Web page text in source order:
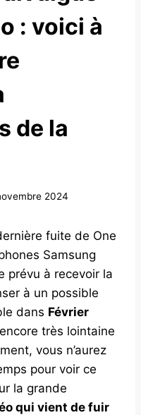
: voici à
de la
2024
fuite de One
Samsung
prévu à recevoir la
à un possible
dans Février
très lointaine
vous n’aurez
pour voir ce
la grande
qui vient de fuir